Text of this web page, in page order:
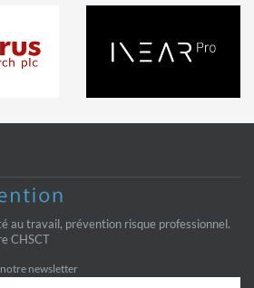
au travail, prévention risque professionnel.
CHSCT
newsletter